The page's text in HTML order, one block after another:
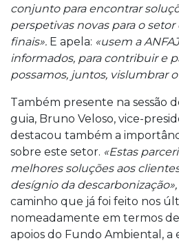
conjunto para encontrar
perspetivas novas para o setor
finais». E apela: «usem a
informados, para contribuir e
possamos, juntos, vislumbrar
Também presente na sessão
guia, Bruno Veloso, vice-
destacou também a
sobre este setor. «Estas
melhores soluções aos
desígnio da descarbonização»,
caminho que já foi feito nos
nomeadamente em termos
apoios do Fundo Ambiental, a